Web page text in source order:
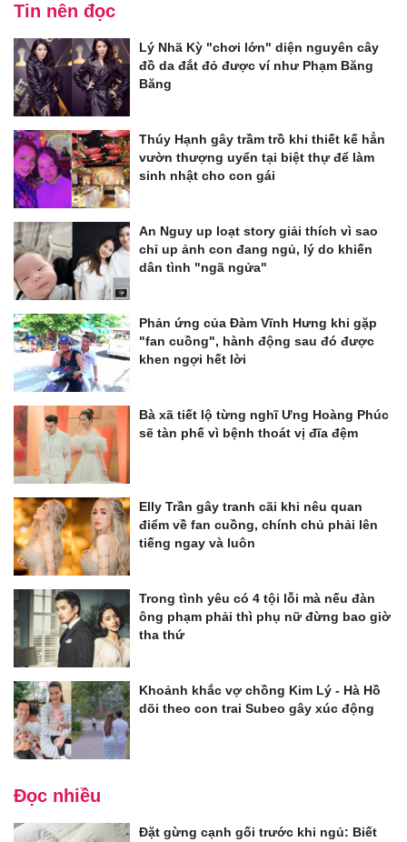
Tin nên đọc
Lý Nhã Kỳ "chơi lớn" diện nguyên cây
đồ da đắt đỏ được ví như Phạm Băng
Băng
Thúy Hạnh gây trầm trồ khi thiết kế hẳn
vườn thượng uyển tại biệt thự để làm
sinh nhật cho con gái
An Nguy up loạt story giải thích vì sao
chỉ up ảnh con đang ngủ, lý do khiến
dân tình "ngã ngửa"
Phản ứng của Đàm Vĩnh Hưng khi gặp
"fan cuồng", hành động sau đó được
khen ngợi hết lời
Bà xã tiết lộ từng nghĩ Ưng Hoàng Phúc
sẽ tàn phế vì bệnh thoát vị đĩa đệm
Elly Trần gây tranh cãi khi nêu quan
điểm về fan cuồng, chính chủ phải lên
tiếng ngay và luôn
Trong tình yêu có 4 tội lỗi mà nếu đàn
ông phạm phải thì phụ nữ đừng bao giờ
tha thứ
Khoảnh khắc vợ chồng Kim Lý - Hà Hồ
dõi theo con trai Subeo gây xúc động
Đọc nhiều
Đặt gừng cạnh gối trước khi ngủ: Biết